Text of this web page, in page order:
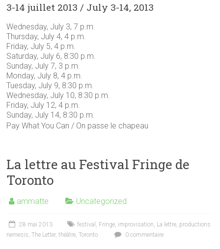
3-14 juillet 2013 / July 3-14, 2013
Wednesday, July 3, 7 p.m.
Thursday, July 4, 4 p.m.
Friday, July 5, 4 p.m.
Saturday, July 6, 8:30 p.m.
Sunday, July 7, 3 p.m.
Monday, July 8, 4 p.m.
Tuesday, July 9, 8:30 p.m.
Wednesday, July 10, 8:30 p.m.
Friday, July 12, 4 p.m.
Sunday, July 14, 8:30 p.m.
Pay What You Can / On passe le chapeau
La lettre au Festival Fringe de
Toronto
ammatte Uncategorized
28 mai 2013 festival , Fringe, improvisation, La lettre, productions
nemesis,The Letter,théâtre,Toronto 0 commentaire